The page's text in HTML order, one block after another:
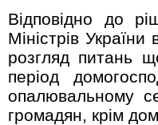
Відповідно до
Міністрів
розгляд питань
період
опалювальному
громадян, крім